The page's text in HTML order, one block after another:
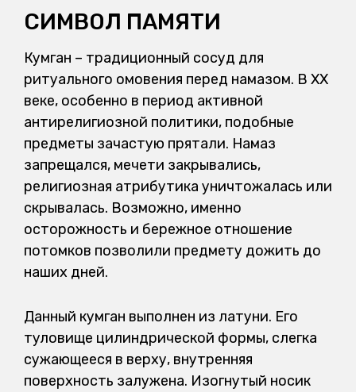
СИМВОЛ ПАМЯТИ
Кумган – традиционный сосуд для
ритуального омовения перед намазом. В ХХ
веке, особенно в период активной
антирелигиозной политики, подобные
предметы зачастую прятали. Намаз
запрещался, мечети закрывались,
религиозная атрибутика уничтожалась или
скрывалась. Возможно, именно
осторожность и бережное отношение
потомков позволили предмету дожить до
наших дней.
Данный кумган выполнен из латуни. Его
туловище цилиндрической формы, слегка
сужающееся в верху, внутренняя
поверхность залужена. Изогнутый носик